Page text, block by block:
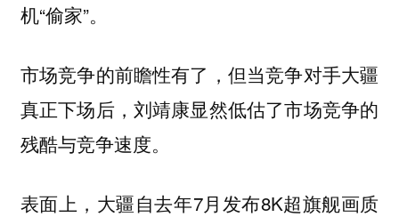
机“偷家”。
市场竞争的前瞻性有了，但当竞争对手大疆
真正下场后，刘靖康显然低估了市场竞争的
残酷与竞争速度。
表面上，大疆自去年7月发布8K超旗舰画质